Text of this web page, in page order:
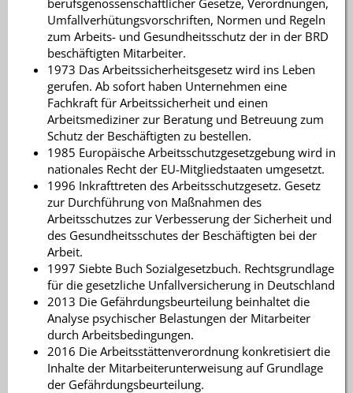
Umfallverhütungsvorschriften, Normen und Regeln
zum Arbeits- und Gesundheitsschutz der in der BRD
beschäftigten Mitarbeiter.
1973 Das Arbeitssicherheitsgesetz wird ins Leben
gerufen. Ab sofort haben Unternehmen eine
Fachkraft für Arbeitssicherheit und einen
Arbeitsmediziner zur Beratung und Betreuung zum
Schutz der Beschäftigten zu bestellen.
1985 Europäische Arbeitsschutzgesetzgebung wird in
nationales Recht der EU-Mitgliedstaaten umgesetzt.
1996 Inkrafttreten des Arbeitsschutzgesetz. Gesetz
zur Durchführung von Maßnahmen des
Arbeitsschutzes zur Verbesserung der Sicherheit und
des Gesundheitsschutes der Beschäftigten bei der
Arbeit.
1997 Siebte Buch Sozialgesetzbuch. Rechtsgrundlage
für die gesetzliche Unfallversicherung in Deutschland
2013 Die Gefährdungsbeurteilung beinhaltet die
Analyse psychischer Belastungen der Mitarbeiter
durch Arbeitsbedingungen.
2016 Die Arbeitsstättenverordnung konkretisiert die
Inhalte der Mitarbeiterunterweisung auf Grundlage
der Gefährdungsbeurteilung.